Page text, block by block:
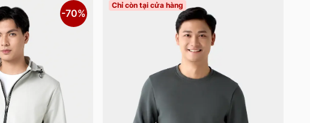
-70%
Chỉ còn tại cửa hàng